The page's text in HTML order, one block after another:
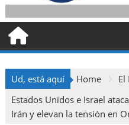
Ud, está aquí Home
Estados Unidos e Israel
Irán y elevan la tensión en